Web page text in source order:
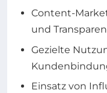
Content-
und
Gezielte
Einsatz von